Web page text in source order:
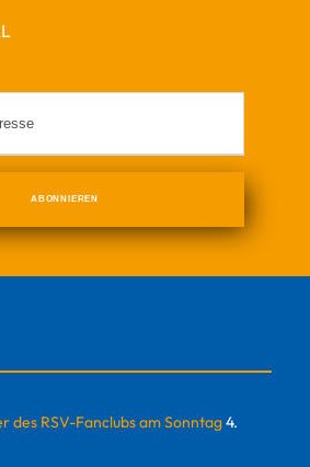
des RSV-Fanclubs am Sonntag4.